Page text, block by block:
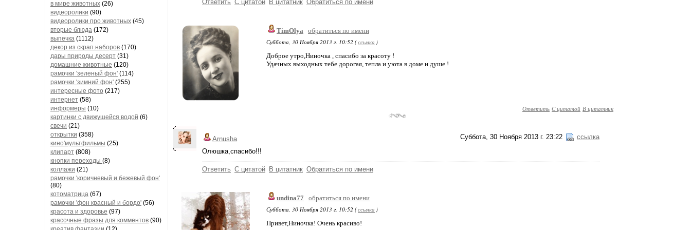
в мире животных (26)
видеоролики (90)
видеоролики про животных (45)
вторые блюда (172)
выпечка (1112)
декор из скрап.наборов (170)
дары природы десерт (31)
домашние животные (120)
рамочки 'зеленый фон' (114)
рамочки 'зимний фон' (255)
интересные фото (217)
интернет (58)
информеры (10)
картинки с движущейся водой (6)
свечи (21)
открытки (358)
кино'мультфильмы (25)
клипарт (808)
кнопки переходы (8)
коллажи (21)
рамочки 'коричневый и бежевый фон'
(80)
котоматрица (67)
рамочки 'фон красный и бордо' (56)
красота и здоровье (97)
красочные фразы для комментов (90)
Ответить С цитатой В цитатник Обратиться по имени
TimOlya
обратиться по имени
Суббота, 30 Ноября 2013 г. 10:52 (ссылка )
Доброе утро,Ниночка , спасибо за красоту !
Удачных выходных тебе дорогая, тепла и уюта в доме и душе !
Ответить С цитатой В цитатник
Суббота, 30 Ноября 2013 г. 23:22 ссылка
Arnusha
Олюшка,спасибо!!!
Ответить С цитатой В цитатник Обратиться по имени
undina77
обратиться по имени
Суббота, 30 Ноября 2013 г. 10:52 (ссылка )
Привет,Ниночка! Очень красиво!